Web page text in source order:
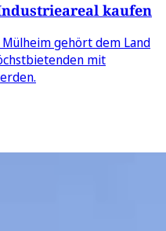
kaufen
gehört dem Land
mit